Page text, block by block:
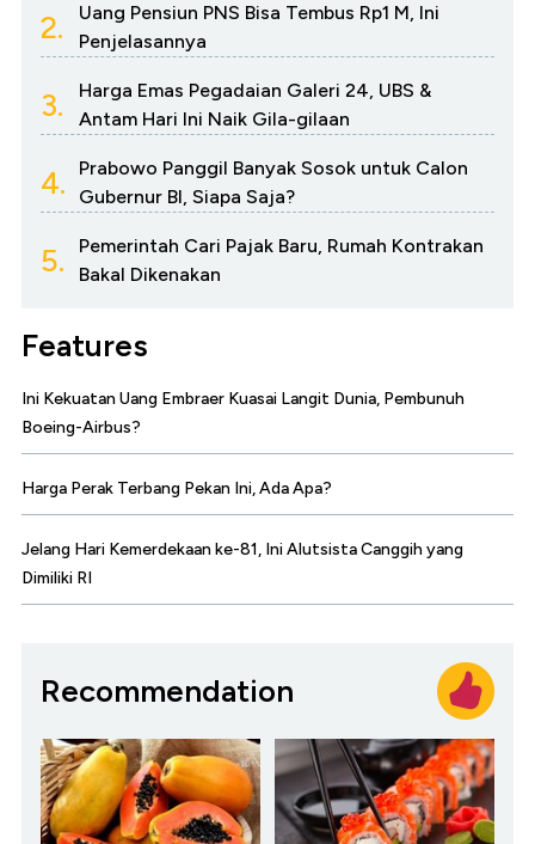
2.
Uang Pensiun PNS Bisa Tembus Rp1 M, Ini
Penjelasannya
3.
Harga Emas Pegadaian Galeri 24, UBS &
Antam Hari Ini Naik Gila-gilaan
4.
Prabowo Panggil Banyak Sosok untuk Calon
Gubernur BI, Siapa Saja?
5.
Pemerintah Cari Pajak Baru, Rumah Kontrakan
Bakal Dikenakan
Features
Ini Kekuatan Uang Embraer Kuasai Langit Dunia, Pembunuh
Boeing-Airbus?
Harga Perak Terbang Pekan Ini, Ada Apa?
Jelang Hari Kemerdekaan ke-81, Ini Alutsista Canggih yang
Dimiliki RI
Recommendation